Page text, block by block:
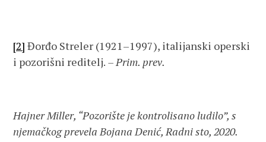
[2] Đorđo Streler (1921–1997), italijanski operski
i pozorišni reditelj. – Prim. prev.
Hajner Miller, “Pozorište je kontrolisano ludilo”, s
njemačkog prevela Bojana Denić, Radni sto, 2020.